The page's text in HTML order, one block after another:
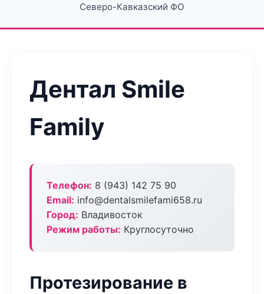
Северо-Кавказский ФО
Дентал Smile
Family
Телефон: 8 (943) 142 75 90
Email: info@dentalsmilefami658.ru
Город: Владивосток
Режим работы: Круглосуточно
Протезирование в